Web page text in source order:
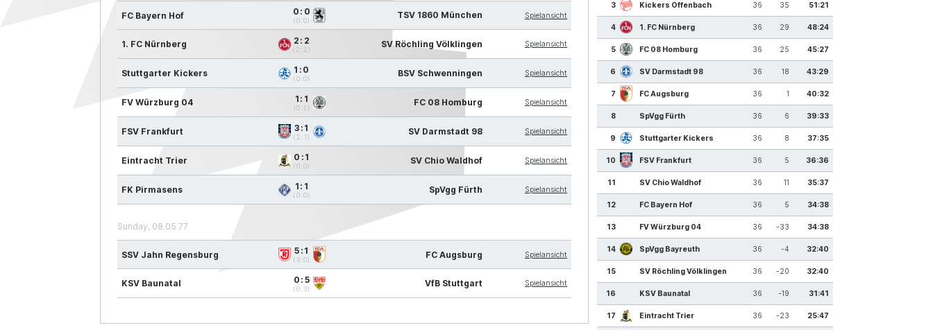
FC Bayern Hof 0:0
(0:0)
TSV 1860 München Spielansicht
1. FC Nürnberg 2:2
(2:2) SV Röchling Völklingen Spielansicht
Stuttgarter Kickers 1:0
(0:0) BSV Schwenningen Spielansicht
FV Würzburg 04 1:1
(0:1) FC 08 Homburg Spielansicht
FSV Frankfurt 3:1
(2:1) SV Darmstadt 98 Spielansicht
Eintracht Trier 0:1
(0:0) SV Chio Waldhof Spielansicht
FK Pirmasens 1:1
(0:0) SpVgg Fürth Spielansicht
Sunday, 08.05.77
SSV Jahn Regensburg 5:1
(3:0) FC Augsburg Spielansicht
KSV Baunatal 0:5
(0:3) VfB Stuttgart Spielansicht
3 Kickers Offenbach 36 35 51:21
4 1. FC Nürnberg 36 29 48:24
5 FC 08 Homburg 36 25 45:27
6 SV Darmstadt 98 36 18 43:29
7 FC Augsburg 36 1 40:32
8 SpVgg Fürth 36 6 39:33
9 Stuttgarter Kickers 36 8 37:35
10 FSV Frankfurt 36 5 36:36
11 SV Chio Waldhof 36 11 35:37
12 FC Bayern Hof 36 5 34:38
13 FV Würzburg 04 36 -33 34:38
14 SpVgg Bayreuth 36 -4 32:40
15 SV Röchling Völklingen 36 -20 32:40
16 KSV Baunatal 36 -19 31:41
17 Eintracht Trier 36 -23 25:47